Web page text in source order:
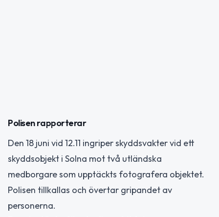
Polisen rapporterar
Den 18 juni vid 12.11 ingriper skyddsvakter vid ett
skyddsobjekt i Solna mot två utländska
medborgare som upptäckts fotografera objektet.
Polisen tillkallas och övertar gripandet av
personerna.